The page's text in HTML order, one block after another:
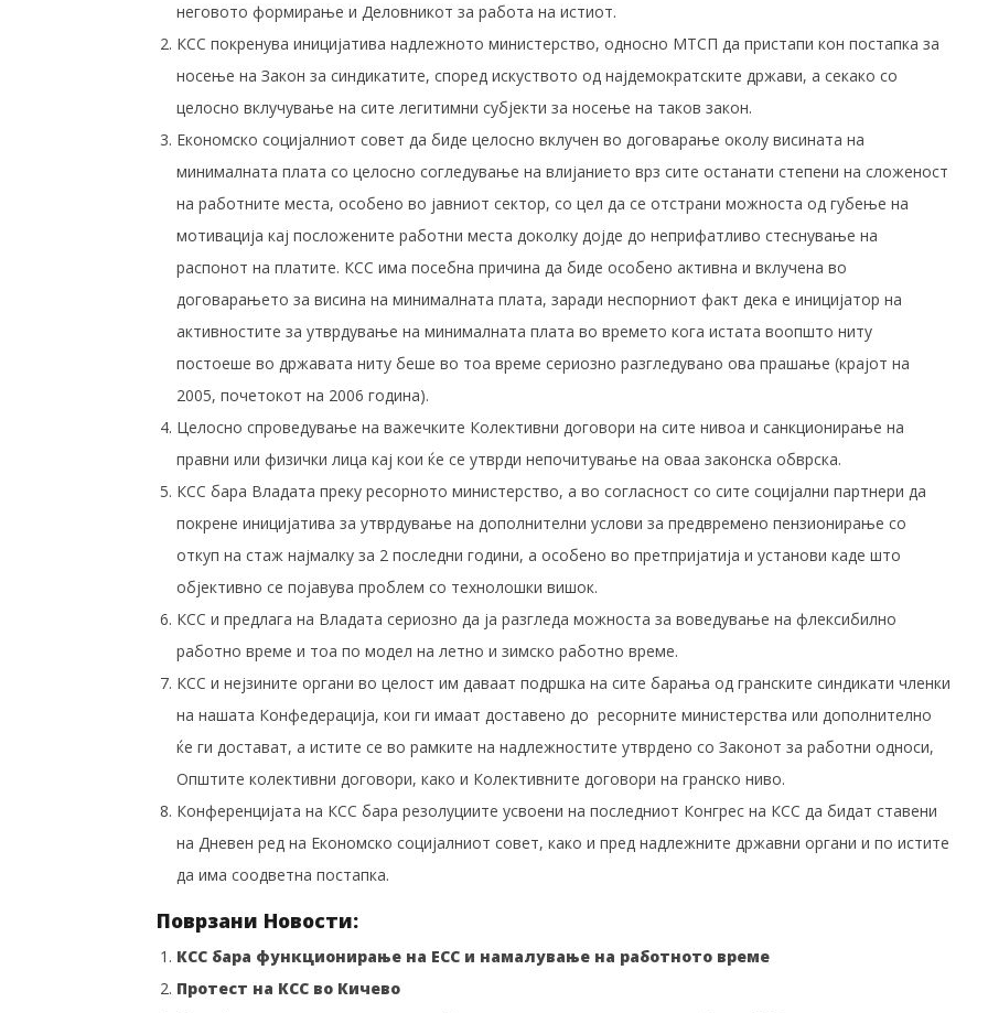
неговото формирање и Деловникот за работа на истиот.
КСС покренува иницијатива надлежното министерство, односно МТСП да пристапи кон постапка за
носење на Закон за синдикатите, според искуството од најдемократските држави, а секако со
целосно вклучување на сите легитимни субјекти за носење на таков закон.
Економско социјалниот совет да биде целосно вклучен во договарање околу висината на
минималната плата со целосно согледување на влијанието врз сите останати степени на сложеност
на работните места, особено во јавниот сектор, со цел да се отстрани можноста од губење на
мотивација кај посложените работни места доколку дојде до неприфатливо стеснување на
распонот на платите. КСС има посебна причина да биде особено активна и вклучена во
договарањето за висина на минималната плата, заради неспорниот факт дека е иницијатор на
активностите за утврдување на минималната плата во времето кога истата воопшто ниту
постоеше во државата ниту беше во тоа време сериозно разгледувано ова прашање (крајот на
2005, почетокот на 2006 година).
Целосно спроведување на важечките Колективни договори на сите нивоа и санкционирање на
правни или физички лица кај кои ќе се утврди непочитување на оваа законска обврска.
КСС бара Владата преку ресорното министерство, а во согласност со сите социјални партнери да
покрене иницијатива за утврдување на дополнителни услови за предвремено пензионирање со
откуп на стаж најмалку за 2 последни години, а особено во претпријатија и установи каде што
објективно се појавува проблем со технолошки вишок.
КСС и предлага на Владата сериозно да ја разгледа можноста за воведување на флексибилно
работно време и тоа по модел на летно и зимско работно време.
КСС и нејзините органи во целост им даваат подршка на сите барања од гранските синдикати членки
на нашата Конфедерација, кои ги имаат доставено до ресорните министерства или дополнително
ќе ги достават, а истите се во рамките на надлежностите утврдено со Законот за работни односи,
Општите колективни договори, како и Колективните договори на гранско ниво.
Конференцијата на КСС бара резолуциите усвоени на последниот Конгрес на КСС да бидат ставени
на Дневен ред на Економско социјалниот совет, како и пред надлежните државни органи и по истите
да има соодветна постапка.
Поврзани Новости:
КСС бара функционирање на ЕСС и намалување на работното време
Протест на КСС во Кичево